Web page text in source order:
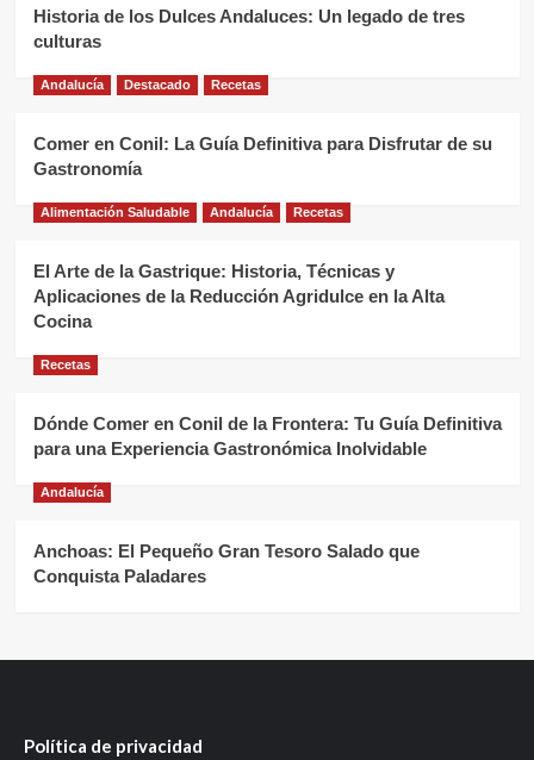
Historia de los Dulces Andaluces: Un legado de tres
culturas
Andalucía Destacado Recetas
Comer en Conil: La Guía Definitiva para Disfrutar de su
Gastronomía
Alimentación Saludable Andalucía Recetas
El Arte de la Gastrique: Historia, Técnicas y
Aplicaciones de la Reducción Agridulce en la Alta
Cocina
Recetas
Dónde Comer en Conil de la Frontera: Tu Guía Definitiva
para una Experiencia Gastronómica Inolvidable
Andalucía
Anchoas: El Pequeño Gran Tesoro Salado que
Conquista Paladares
Política de privacidad